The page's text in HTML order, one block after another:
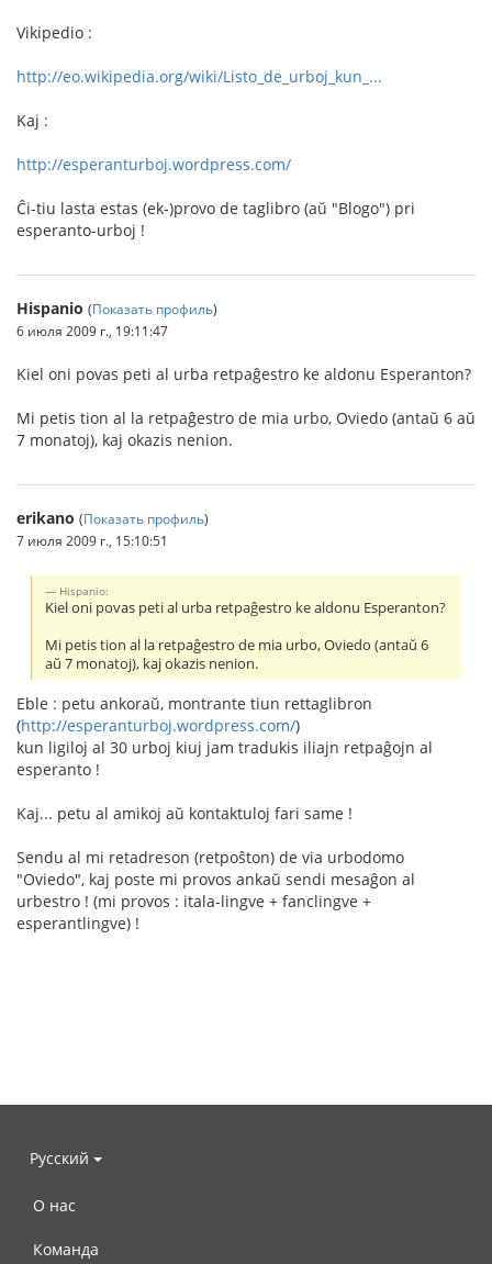
Vikipedio :
http://eo.wikipedia.org/wiki/Listo_de_urboj_kun_...
Kaj :
http://esperanturboj.wordpress.com/
Ĉi-tiu lasta estas (ek-)provo de taglibro (aŭ "Blogo") pri
esperanto-urboj !
Hispanio (Показать профиль)
6 июля 2009 г., 19:11:47
Kiel oni povas peti al urba retpaĝestro ke aldonu Esperanton?
Mi petis tion al la retpaĝestro de mia urbo, Oviedo (antaŭ 6 aŭ
7 monatoj), kaj okazis nenion.
erikano (Показать профиль)
7 июля 2009 г., 15:10:51
Hispanio:
Kiel oni povas peti al urba retpaĝestro ke aldonu Esperanton?
Mi petis tion al la retpaĝestro de mia urbo, Oviedo (antaŭ 6
aŭ 7 monatoj), kaj okazis nenion.
Eble : petu ankoraŭ, montrante tiun rettaglibron
(http://esperanturboj.wordpress.com/)
kun ligiloj al 30 urboj kiuj jam tradukis iliajn retpaĝojn al
esperanto !
Kaj... petu al amikoj aŭ kontaktuloj fari same !
Sendu al mi retadreson (retpoŝton) de via urbodomo
"Oviedo", kaj poste mi provos ankaŭ sendi mesaĝon al
urbestro ! (mi provos : itala-lingve + fanclingve +
esperantlingve) !
Русский
О нас
Команда